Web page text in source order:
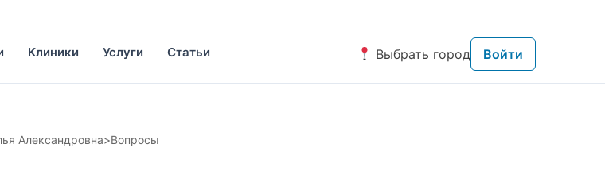
Клиники Услуги Статьи Выбрать город Войти
Александровна>Вопросы